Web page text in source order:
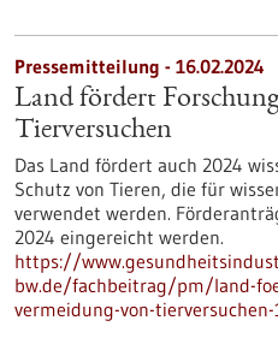
Pressemitteilung - 16.02.2024
Land fördert
Tierversuchen
Das Land fördert auch 2024
Schutz von Tieren, die für
verwendet werden.
2024 eingereicht werden.
https://
bw.de/fachbeitrag/pm/land-
vermeidung-von-tierversuchen-